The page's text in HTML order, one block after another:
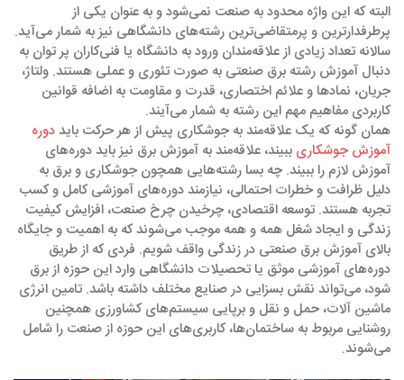
البته که این واژه محدود به صنعت نمی‌شود و به عنوان یکی از
پرطرفدارترین و پرمتقاضی‌ترین رشته‌های دانشگاهی نیز به شمار می‌آید.
سالانه تعداد زیادی از علاقه‌مندان ورود به دانشگاه یا فنی‌کاران پر توان به
دنبال آموزش رشته برق صنعتی به صورت تئوری و عملی هستند. ولتاژ،
جریان، نمادها و علائم اختصاری، قدرت و مقاومت به اضافه قوانین
کاربردی مفاهیم مهم این رشته به شمار می‌آیند.
همان گونه که یک علاقه‌مند به جوشکاری پیش از هر حرکت بایددوره
آموزش جوشکاری ببیند، علاقه‌مند به آموزش برق نیز باید دوره‌های
آموزش لازم را ببیند. چه بسا رشته‌هایی همچون جوشکاری و برق به
دلیل ظرافت و خطرات احتمالی، نیازمند دوره‌های آموزشی کامل و کسب
تجربه هستند. توسعه اقتصادی، چرخیدن چرخ صنعت، افزایش کیفیت
زندگی و ایجاد شغل همه و همه موجب می‌شوند که به اهمیت و جایگاه
بالای آموزش برق صنعتی در زندگی واقف شویم. فردی که از طریق
دوره‌های آموزشی موثق یا تحصیلات دانشگاهی وارد این حوزه از برق
شود، می‌تواند نقش بسزایی در صنایع مختلف داشته باشد. تامین انرژی
ماشین آلات، حمل و نقل و برپایی سیستم‌های کشاورزی همچنین
روشنایی مربوط به ساختمان‌ها، کاربری‌های این حوزه از صنعت را شامل
می‌شوند.